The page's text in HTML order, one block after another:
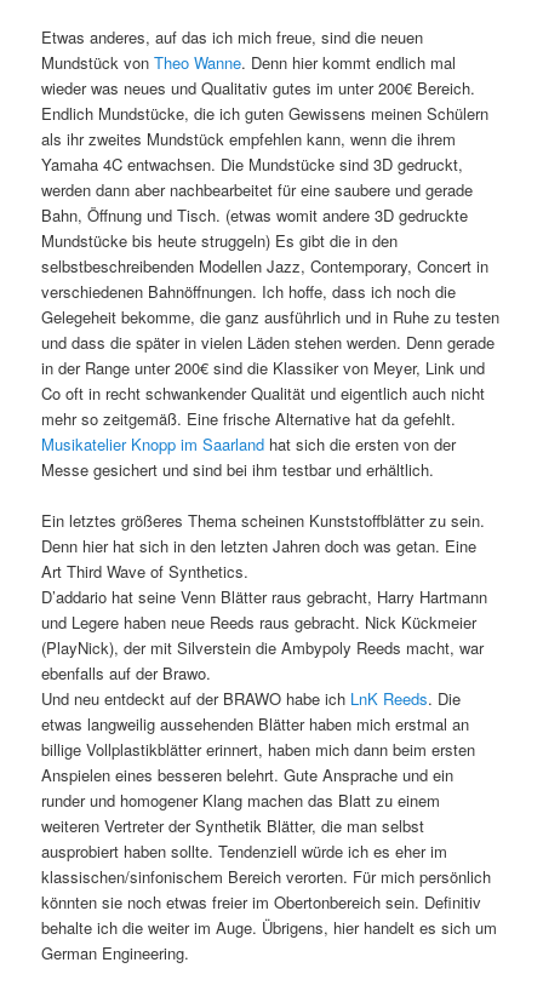
Etwas anderes, auf das ich mich freue, sind die neuen
Mundstück vonTheo Wanne. Denn hier kommt endlich mal
wieder was neues und Qualitativ gutes im unter 200€ Bereich.
Endlich Mundstücke, die ich guten Gewissens meinen Schülern
als ihr zweites Mundstück empfehlen kann, wenn die ihrem
Yamaha 4C entwachsen. Die Mundstücke sind 3D gedruckt,
werden dann aber nachbearbeitet für eine saubere und gerade
Bahn, Öffnung und Tisch. (etwas womit andere 3D gedruckte
Mundstücke bis heute struggeln) Es gibt die in den
selbstbeschreibenden Modellen Jazz, Contemporary, Concert in
verschiedenen Bahnöffnungen. Ich hoffe, dass ich noch die
Gelegeheit bekomme, die ganz ausführlich und in Ruhe zu testen
und dass die später in vielen Läden stehen werden. Denn gerade
in der Range unter 200€ sind die Klassiker von Meyer, Link und
Co oft in recht schwankender Qualität und eigentlich auch nicht
mehr so zeitgemäß. Eine frische Alternative hat da gefehlt.
Musikatelier Knopp im Saarland hat sich die ersten von der
Messe gesichert und sind bei ihm testbar und erhältlich.
Ein letztes größeres Thema scheinen Kunststoffblätter zu sein.
Denn hier hat sich in den letzten Jahren doch was getan. Eine
Art Third Wave of Synthetics.
D’addario hat seine Venn Blätter raus gebracht, Harry Hartmann
und Legere haben neue Reeds raus gebracht. Nick Kückmeier
(PlayNick), der mit Silverstein die Ambypoly Reeds macht, war
ebenfalls auf der Brawo.
Und neu entdeckt auf der BRAWO habe ich LnK Reeds. Die
etwas langweilig aussehenden Blätter haben mich erstmal an
billige Vollplastikblätter erinnert, haben mich dann beim ersten
Anspielen eines besseren belehrt. Gute Ansprache und ein
runder und homogener Klang machen das Blatt zu einem
weiteren Vertreter der Synthetik Blätter, die man selbst
ausprobiert haben sollte. Tendenziell würde ich es eher im
klassischen/sinfonischem Bereich verorten. Für mich persönlich
könnten sie noch etwas freier im Obertonbereich sein. Definitiv
behalte ich die weiter im Auge. Übrigens, hier handelt es sich um
German Engineering.